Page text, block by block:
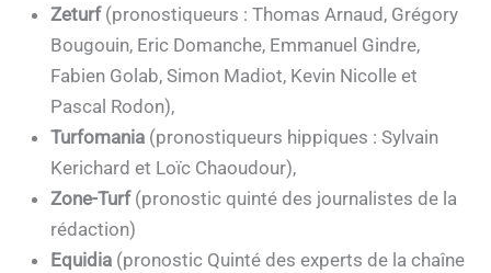
Zeturf(pronostiqueurs : Thomas Arnaud, Grégory
Bougouin, Eric Domanche, Emmanuel Gindre,
Fabien Golab, Simon Madiot, Kevin Nicolle et
Pascal Rodon),
Turfomania(pronostiqueurs hippiques : Sylvain
Kerichard et Loïc Chaoudour),
Zone-Turf(pronostic quinté des journalistes de la
rédaction)
Equidia (pronostic Quinté des experts de la chaîne